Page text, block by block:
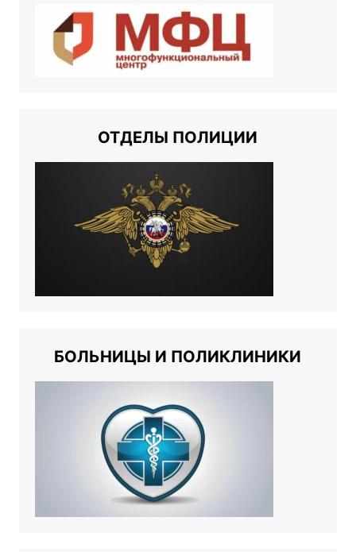
ОТДЕЛЫ ПОЛИЦИИ
БОЛЬНИЦЫ И ПОЛИКЛИНИКИ